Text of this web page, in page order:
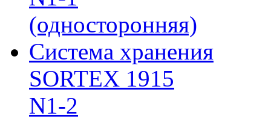
(односторонняя)
Система хранения
SORTEX 1915
N1-2